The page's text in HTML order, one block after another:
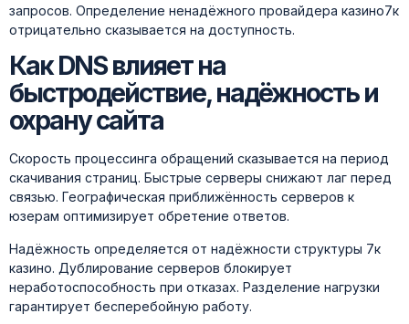
запросов. Определение ненадёжного провайдера казино7к
отрицательно сказывается на доступность.
Как DNS влияет на
быстродействие, надёжность и
охрану сайта
Скорость процессинга обращений сказывается на период
скачивания страниц. Быстрые серверы снижают лаг перед
связью. Географическая приближённость серверов к
юзерам оптимизирует обретение ответов.
Надёжность определяется от надёжности структуры 7к
казино. Дублирование серверов блокирует
неработоспособность при отказах. Разделение нагрузки
гарантирует бесперебойную работу.